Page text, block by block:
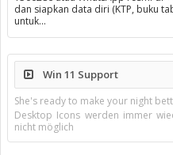
dan siapkan data diri (KTP, buku
untuk…
Win 11 Support
She's ready to make your night
Desktop Icons werden immer
nicht möglich